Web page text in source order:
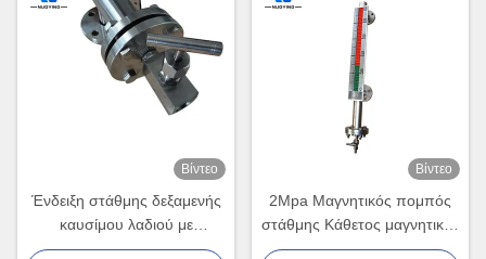
Βίντεο
Ένδειξη στάθμης δεξαμενής
καυσίμου λαδιού με
υδραυλικό μαγνητικό πομπό
Βίντεο
2Mpa Μαγνητικός πομπός
στάθμης Κάθετος μαγνητικός
μετρητής στάθμης τύπου